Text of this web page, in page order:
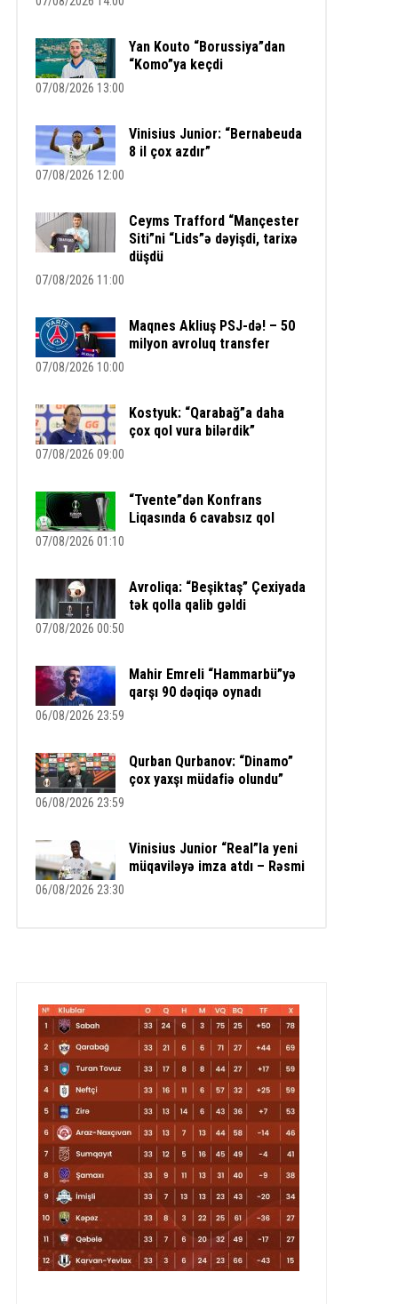
Yan Kouto “Borussiya”dan
“Komo”ya keçdi
07/08/2026 13:00
Vinisius Junior: “Bernabeuda
8 il çox azdır”
07/08/2026 12:00
Ceyms Trafford “Mançester
Siti”ni “Lids”ə dəyişdi, tarixə
düşdü
07/08/2026 11:00
Maqnes Akliuş PSJ-də! – 50
milyon avroluq transfer
07/08/2026 10:00
Kostyuk: “Qarabağ”a daha
çox qol vura bilərdik”
07/08/2026 09:00
“Tvente”dən Konfrans
Liqasında 6 cavabsız qol
07/08/2026 01:10
Avroliqa: “Beşiktaş” Çexiyada
tək qolla qalib gəldi
07/08/2026 00:50
Mahir Emreli “Hammarbü”yə
qarşı 90 dəqiqə oynadı
06/08/2026 23:59
Qurban Qurbanov: “Dinamo”
çox yaxşı müdafiə olundu”
06/08/2026 23:59
Vinisius Junior “Real”la yeni
müqaviləyə imza atdı – Rəsmi
06/08/2026 23:30